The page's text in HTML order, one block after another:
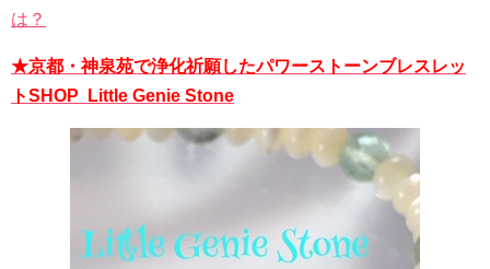
は？
★京都・神泉苑で浄化祈願したパワーストーンブレスレッ
トSHOP Little Genie Stone